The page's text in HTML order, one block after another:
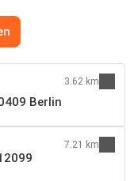
Berlin
3.62 km
7.21 km